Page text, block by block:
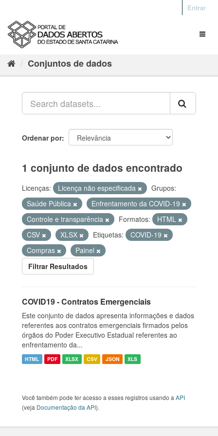
Entrar
Conjuntos de dados
Ordenar por
1 conjunto de dados encontrado
Licenças: Licença não especificada
Grupos:
Saúde Pública
Enfrentamento da COVID-19
Controle e transparência
Formatos:
HTML
CSV
XLSX Etiquetas:
COVID-19
Compras
Painel
Filtrar Resultados
COVID19 - Contratos Emergenciais
Este conjunto de dados apresenta informações e dados
referentes aos contratos emergenciais firmados pelos
órgãos do Poder Executivo Estadual referentes ao
enfrentamento da...
HTML PDF XLSX CSV JSON XLS
Você também pode ter acesso a esses registros usando a API
(veja Documentação da API).